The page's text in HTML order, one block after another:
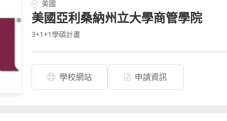
美國
美國亞利桑納州立大學商管學院
3+1+1學碩計畫
學校網站 申請資訊